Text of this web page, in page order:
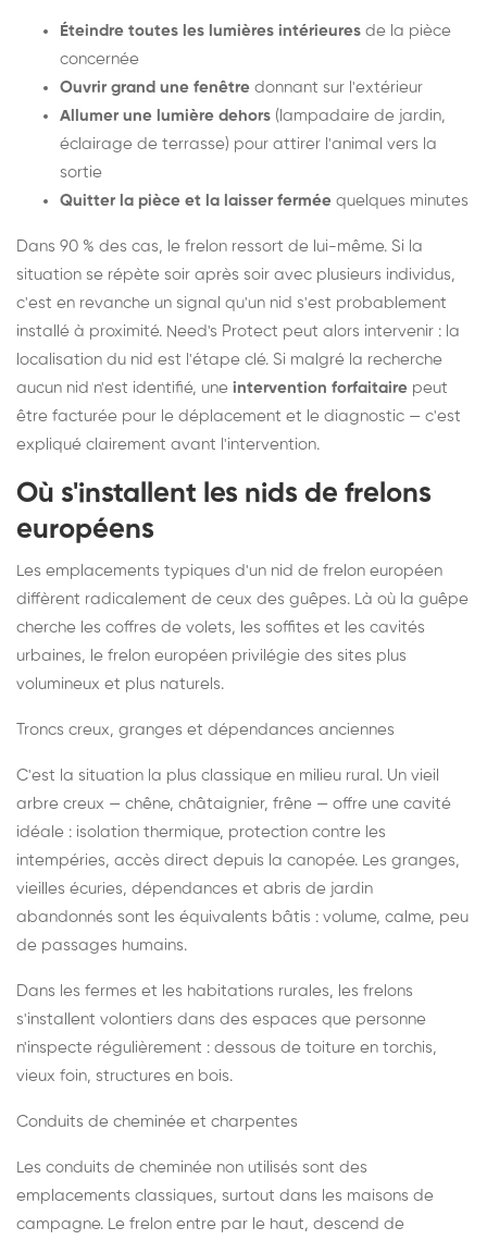
Éteindre toutes les lumières intérieures de la pièce
concernée
Ouvrir grand une fenêtre donnant sur l'extérieur
Allumer une lumière dehors (lampadaire de jardin,
éclairage de terrasse) pour attirer l'animal vers la
sortie
Quitter la pièce et la laisser fermée quelques minutes
Dans 90 % des cas, le frelon ressort de lui-même. Si la
situation se répète soir après soir avec plusieurs individus,
c'est en revanche un signal qu'un nid s'est probablement
installé à proximité. Need's Protect peut alors intervenir : la
localisation du nid est l'étape clé. Si malgré la recherche
aucun nid n'est identifié, une intervention forfaitaire peut
être facturée pour le déplacement et le diagnostic — c'est
expliqué clairement avant l'intervention.
Où s'installent les nids de frelons
européens
Les emplacements typiques d'un nid de frelon européen
diffèrent radicalement de ceux des guêpes. Là où la guêpe
cherche les coffres de volets, les soffites et les cavités
urbaines, le frelon européen privilégie des sites plus
volumineux et plus naturels.
Troncs creux, granges et dépendances anciennes
C'est la situation la plus classique en milieu rural. Un vieil
arbre creux — chêne, châtaignier, frêne — offre une cavité
idéale : isolation thermique, protection contre les
intempéries, accès direct depuis la canopée. Les granges,
vieilles écuries, dépendances et abris de jardin
abandonnés sont les équivalents bâtis : volume, calme, peu
de passages humains.
Dans les fermes et les habitations rurales, les frelons
s'installent volontiers dans des espaces que personne
n'inspecte régulièrement : dessous de toiture en torchis,
vieux foin, structures en bois.
Conduits de cheminée et charpentes
Les conduits de cheminée non utilisés sont des
emplacements classiques, surtout dans les maisons de
campagne. Le frelon entre par le haut, descend de